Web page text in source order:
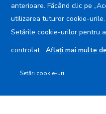
Primăria Municipiului
anterioare. Făcând clic pe
utilizarea tuturor cookie-
Setările cookie-urilor pentru
controlat. Aflați mai multe
Setări cookie-uri